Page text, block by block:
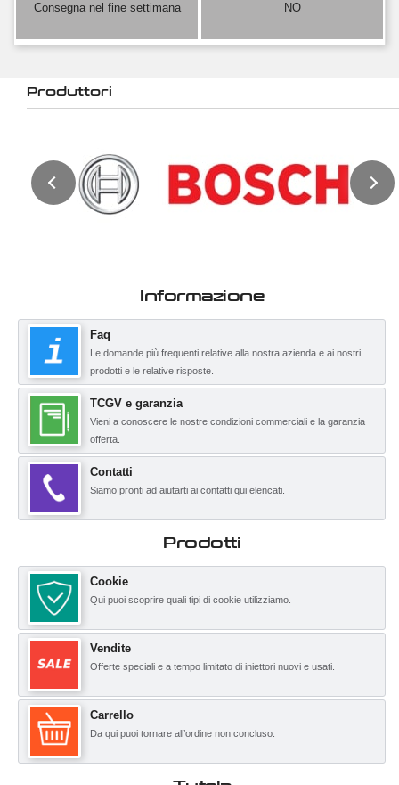
Consegna nel fine settimana NO
Produttori
Informazione
Faq
Le domande più frequenti relative alla nostra azienda e ai nostri
prodotti e le relative risposte.
TCGV e garanzia
Vieni a conoscere le nostre condizioni commerciali e la garanzia
offerta.
Contatti
Siamo pronti ad aiutarti ai contatti qui elencati.
Prodotti
Cookie
Qui puoi scoprire quali tipi di cookie utilizziamo.
Vendite
Offerte speciali e a tempo limitato di iniettori nuovi e usati.
Carrello
Da qui puoi tornare all’ordine non concluso.